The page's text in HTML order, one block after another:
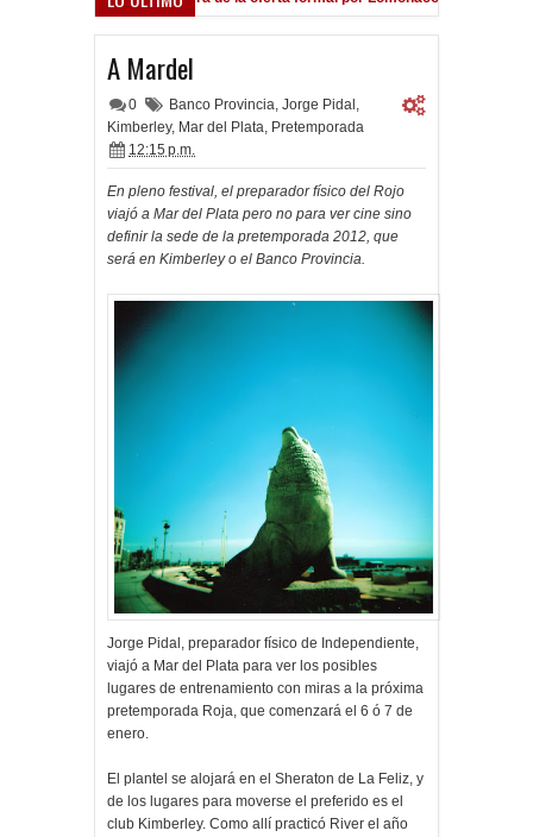
A Mardel
0 Banco Provincia, Jorge Pidal ,
Kimberley, Mar del Plata, Pretemporada
12:15 p.m.
En pleno festival, el preparador físico del Rojo
viajó a Mar del Plata pero no para ver cine sino
definir la sede de la pretemporada 2012, que
será en Kimberley o el Banco Provincia.
Jorge Pidal, preparador físico de Independiente,
viajó a Mar del Plata para ver los posibles
lugares de entrenamiento con miras a la próxima
pretemporada Roja, que comenzará el 6 ó 7 de
enero.
El plantel se alojará en el Sheraton de La Feliz, y
de los lugares para moverse el preferido es el
club Kimberley. Como allí practicó River el año